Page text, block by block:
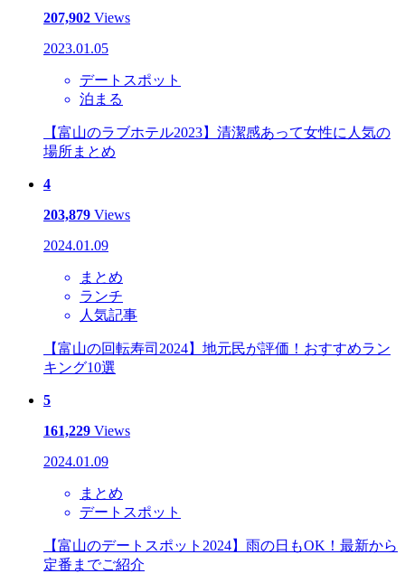
207,902 Views
2023.01.05
デートスポット
泊まる
【富山のラブホテル2023】清潔感あって女性に人気の
場所まとめ
4
203,879 Views
2024.01.09
まとめ
ランチ
人気記事
【富山の回転寿司2024】地元民が評価！おすすめラン
キング10選
5
161,229 Views
2024.01.09
まとめ
デートスポット
【富山のデートスポット2024】雨の日もOK！最新から
定番までご紹介